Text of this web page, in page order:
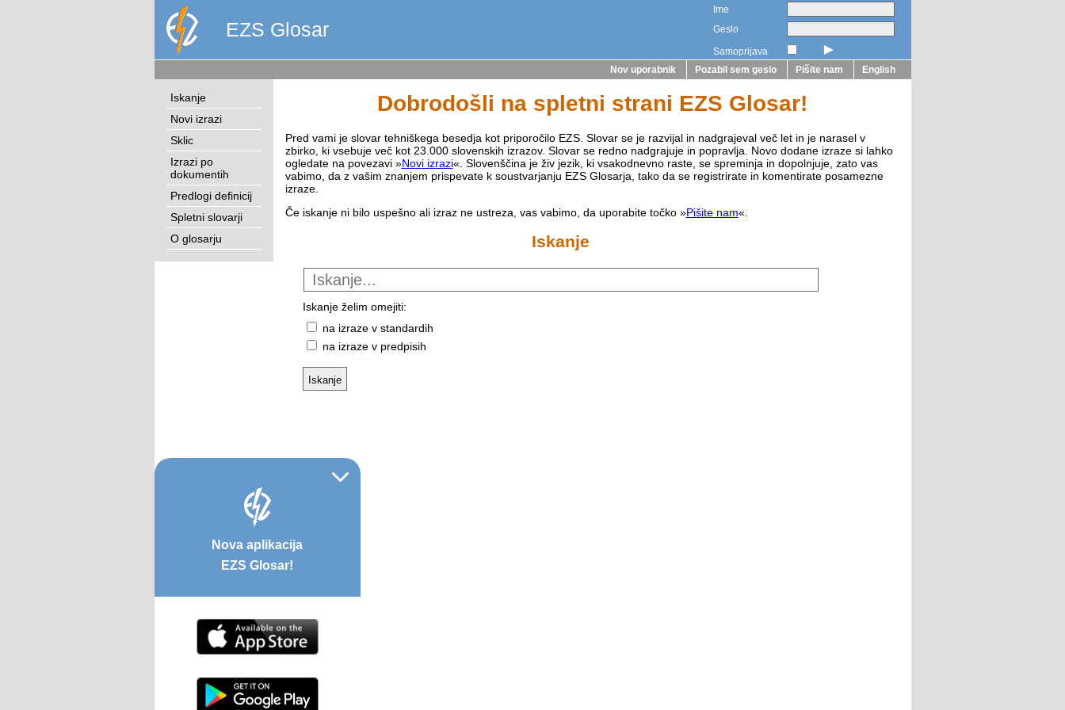
Ime
Geslo
Samoprijava
►
EZS Glosar
Nov uporabnik Pozabil sem geslo Pišite nam English
Iskanje
Novi izrazi
Sklic
Izrazi po
dokumentih
Predlogi definicij
Spletni slovarji
O glosarju
Dobrodošli na spletni strani EZS Glosar!
Pred vami je slovar tehniškega besedja kot priporočilo EZS. Slovar se je razvijal in nadgrajeval več let in je narasel v
zbirko, ki vsebuje več kot 23.000 slovenskih izrazov. Slovar se redno nadgrajuje in popravlja. Novo dodane izraze si lahko
ogledate na povezavi »Novi izrazi«. Slovenščina je živ jezik, ki vsakodnevno raste, se spreminja in dopolnjuje, zato vas
vabimo, da z vašim znanjem prispevate k soustvarjanju EZS Glosarja, tako da se registrirate in komentirate posamezne
izraze.
Če iskanje ni bilo uspešno ali izraz ne ustreza, vas vabimo, da uporabite točko »Pišite nam«.
Iskanje
Iskanje želim omejiti:
na izraze v standardih
na izraze v predpisih
Nova aplikacija
EZS Glosar!